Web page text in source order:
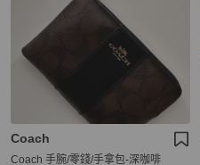
Coach
Coach 手腕/零錢/手拿包-深咖啡